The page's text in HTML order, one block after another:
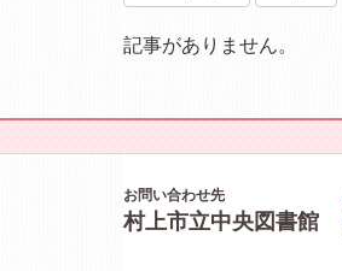
記事がありません。
お問い合わせ先
村上市立中央図書館